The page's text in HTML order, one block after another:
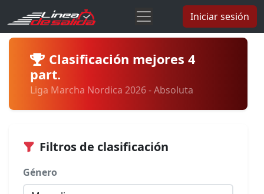
Iniciar sesión
Clasificación mejores 4
part.
Liga Marcha Nordica 2026 - Absoluta
Filtros de clasificación
Género